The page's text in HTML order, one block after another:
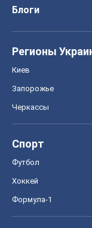
Блоги
Регионы
Киев
Запорожье
Черкассы
Спорт
Футбол
Хоккей
Формула-1